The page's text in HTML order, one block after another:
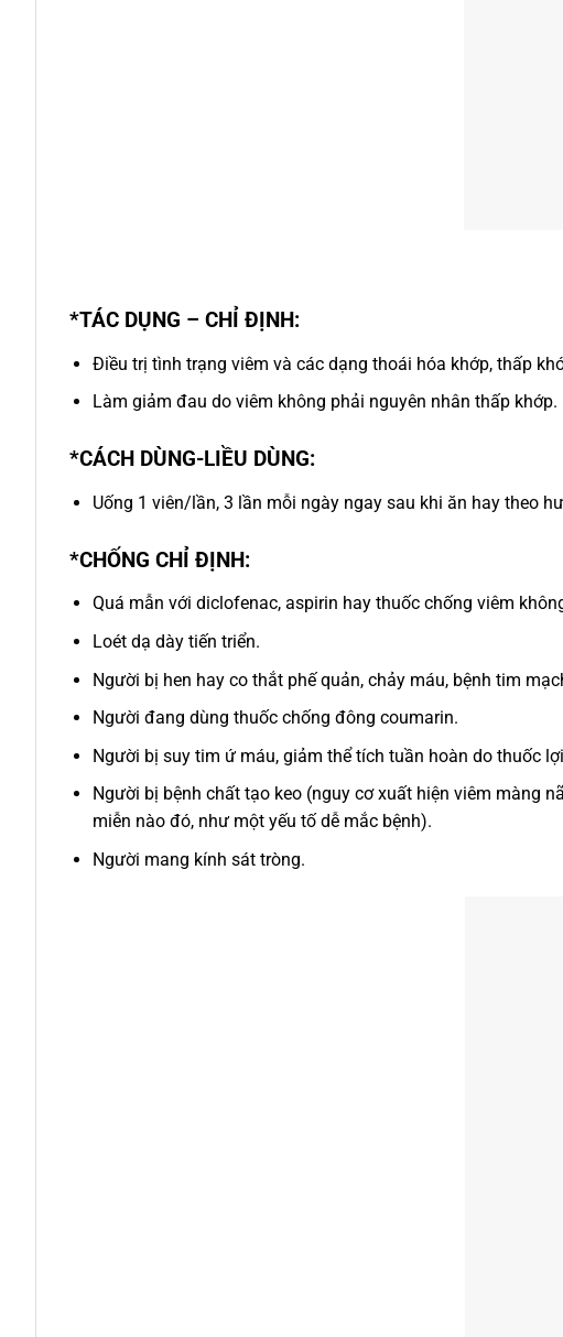
*TÁC DỤNG – CHỈ ĐỊNH:
Điều trị tình trạng viêm và các dạng thoái hóa khớp, thấp
Làm giảm đau do viêm không phải nguyên nhân thấp khớp.
*CÁCH DÙNG-LIỀU DÙNG:
Uống 1 viên/lần, 3 lần mỗi ngày ngay sau khi ăn hay theo
*CHỐNG CHỈ ĐỊNH:
Quá mẫn với diclofenac, aspirin hay thuốc chống viêm
Loét dạ dày tiến triển.
Người bị hen hay co thắt phế quản, chảy máu, bệnh tim
Người đang dùng thuốc chống đông coumarin.
Người bị suy tim ứ máu, giảm thể tích tuần hoàn do thuốc
Người bị bệnh chất tạo keo (nguy cơ xuất hiện viêm màng
miễn nào đó, như một yếu tố dễ mắc bệnh).
Người mang kính sát tròng.